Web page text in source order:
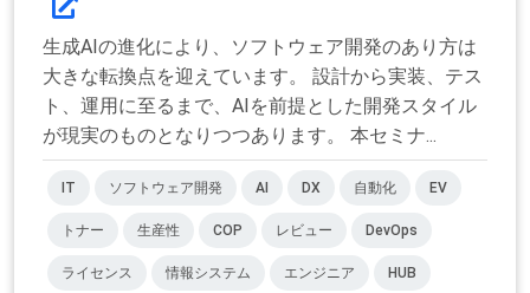
生成AIの進化により、ソフトウェア開発のあり方は
大きな転換点を迎えています。 設計から実装、テス
ト、運用に至るまで、AIを前提とした開発スタイル
が現実のものとなりつつあります。 本セミナ...
IT ソフトウェア開発 AI DX 自動化 EV
トナー 生産性 COP レビュー DevOps
ライセンス 情報システム エンジニア HUB